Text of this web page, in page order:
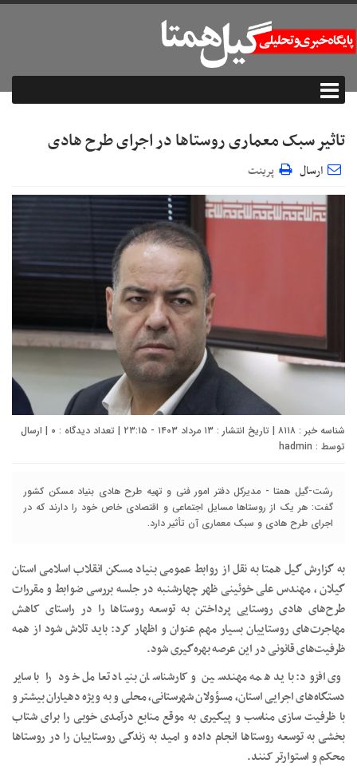
تاثیر سبک معماری روستاها در اجرای طرح هادی
ارسال پرینت
شناسه خبر : ۸۱۱۸ | تاریخ انتشار : ۱۳ مرداد ۱۴۰۳ - ۲۳:۱۵ | تعداد دیدگاه : ۰ | ارسال
توسط : hadmin
رشت-گیل همتا - مدیرکل دفتر امور فنی و تهیه طرح‌ هادی بنیاد مسکن کشور
گفت: هر یک از روستاها مسایل اجتماعی و اقتصادی خاص خود را دارند که در
اجرای طرح هادی و سبک معماری آن تأثیر دارد.
به گزارش گیل همتا به نقل از روابط عمومی بنیاد مسکن انقلاب اسلامی استان
گیلان ، مهندس علی خوئینی ظهر چهارشنبه در جلسه بررسی ضوابط و مقررات
طرح‌های هادی روستایی پرداختن به توسعه روستاها را در راستای کاهش
مهاجرت‌های روستاییان بسیار مهم عنوان و اظهار کرد: باید تلاش شود از همه
ظرفیت‌های قانونی در این عرصه بهره‌گیری شود.
وی افزود: باید همه مهندسین و کارشناسان بنیاد تعامل خود را با سایر
دستگاه‌های اجرایی استان، مسؤولان شهرستانی، محلی و به ویژه دهیاران بیشتر و
با ظرفیت سازی مناسب و پیگیری به موقع منابع درآمدی خوبی را برای شتاب
بخشی به توسعه روستاها انجام داده و امید به زندگی روستاییان را در روستاها
محکم و استوارتر کنند.